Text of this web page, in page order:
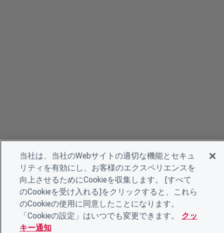
当社は、当社のWebサイトの適切な機能とセキュ
リティを有効にし、お客様のエクスペリエンスを
向上させるためにCookieを収集します。 [すべて
のCookieを受け入れる]をクリックすると、これら
のCookieの使用に同意したことになります。
「Cookieの設定」はいつでも変更できます。
クッ
キー通知